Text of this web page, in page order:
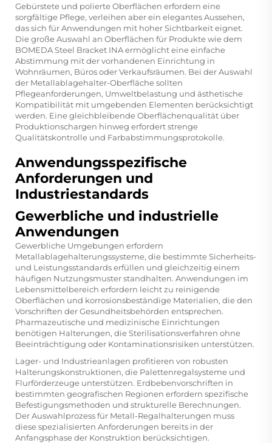
Gebürstete und polierte Oberflächen erfordern eine
sorgfältige Pflege, verleihen aber ein elegantes Aussehen,
das sich für Anwendungen mit hoher Sichtbarkeit eignet.
Die große Auswahl an Oberflächen für Produkte wie dem
BOMEDA Steel Bracket INAermöglicht eine einfache
Abstimmung mit der vorhandenen Einrichtung in
Wohnräumen, Büros oder Verkaufsräumen. Bei der Auswahl
der Metallablagehalter-Oberfläche sollten
Pflegeanforderungen, Umweltbelastung und ästhetische
Kompatibilität mit umgebenden Elementen berücksichtigt
werden. Eine gleichbleibende Oberflächenqualität über
Produktionschargen hinweg erfordert strenge
Qualitätskontrolle und Farbabstimmungsprotokolle.
Anwendungsspezifische
Anforderungen und
Industriestandards
Gewerbliche und industrielle
Anwendungen
Gewerbliche Umgebungen erfordern
Metallablagehalterungssysteme, die bestimmte Sicherheits-
und Leistungsstandards erfüllen und gleichzeitig einem
häufigen Nutzungsmuster standhalten. Anwendungen im
Lebensmittelbereich erfordern leicht zu reinigende
Oberflächen und korrosionsbeständige Materialien, die den
Vorschriften der Gesundheitsbehörden entsprechen.
Pharmazeutische und medizinische Einrichtungen
benötigen Halterungen, die Sterilisationsverfahren ohne
Beeinträchtigung oder Kontaminationsrisiken unterstützen.
Lager- und Industrieanlagen profitieren von robusten
Halterungskonstruktionen, die Palettenregalsysteme und
Flurförderzeuge unterstützen. Erdbebenvorschriften in
bestimmten geografischen Regionen erfordern spezifische
Befestigungsmethoden und strukturelle Berechnungen.
Der Auswahlprozess für Metall-Regalhalterungen muss
diese spezialisierten Anforderungen bereits in der
Anfangsphase der Konstruktion berücksichtigen.